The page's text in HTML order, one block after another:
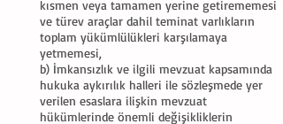
kısmen veya tamamen yerine getirememesi
ve türev araçlar dahil teminat varlıkların
toplam yükümlülükleri karşılamaya
yetmemesi,
b) İmkansızlık ve ilgili mevzuat kapsamında
hukuka aykırılık halleri ile sözleşmede yer
verilen esaslara ilişkin mevzuat
hükümlerinde önemli değişikliklerin